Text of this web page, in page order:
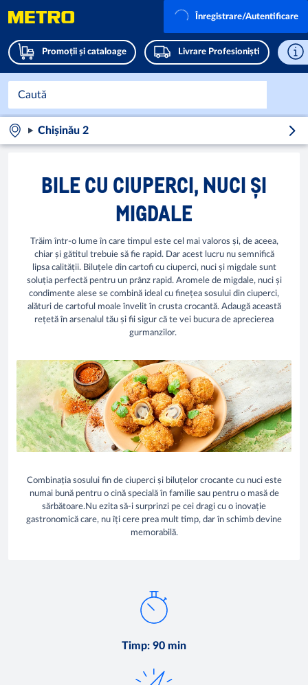
Promoții și cataloage Livrare Profesioniști
Înregistrare/Autentificare
Chișinău 2
BILE CU CIUPERCI, NUCI ȘI
MIGDALE
Trăim într-o lume în care timpul este cel mai valoros și, de aceea,
chiar și gătitul trebuie să fie rapid. Dar acest lucru nu semnifică
lipsa calității. Biluțele din cartofi cu ciuperci, nuci și migdale sunt
soluția perfectă pentru un prânz rapid. Aromele de migdale, nuci și
condimente alese se combină ideal cu finețea sosului din ciuperci,
alături de cartoful moale învelit în crusta crocantă. Adaugă această
rețetă în arsenalul tău și fii sigur că te vei bucura de aprecierea
gurmanzilor.
Combinația sosului fin de ciuperci și biluțelor crocante cu nuci este
numai bună pentru o cină specială în familie sau pentru o masă de
sărbătoare.Nu ezita să-i surprinzi pe cei dragi cu o inovație
gastronomică care, nu îți cere prea mult timp, dar în schimb devine
memorabilă.
Timp: 90 min